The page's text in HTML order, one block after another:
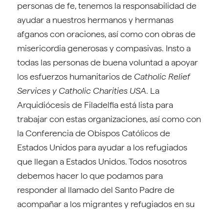
personas de fe, tenemos la responsabilidad de
ayudar a nuestros hermanos y hermanas
afganos con oraciones, así como con obras de
misericordia generosas y compasivas. Insto a
todas las personas de buena voluntad a apoyar
los esfuerzos humanitarios de Catholic Relief
Services y Catholic Charities USA. La
Arquidiócesis de Filadelfia está lista para
trabajar con estas organizaciones, así como con
la Conferencia de Obispos Católicos de
Estados Unidos para ayudar a los refugiados
que llegan a Estados Unidos. Todos nosotros
debemos hacer lo que podamos para
responder al llamado del Santo Padre de
acompañar a los migrantes y refugiados en su